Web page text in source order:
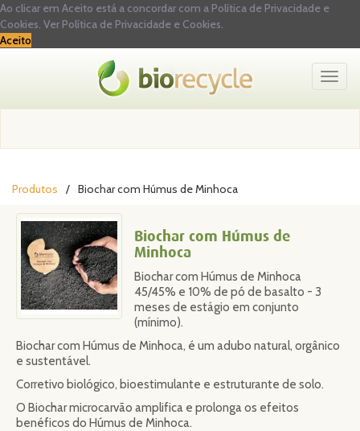
Ao clicar em Aceito está a concordar com a Política de Privacidade e
Cookies. Ver Política de Privacidade e Cookies.
Aceito
Produtos Biochar com Húmus de Minhoca
Biochar com Húmus de
Minhoca
Biochar com Húmus de Minhoca
45/45% e 10% de pó de basalto - 3
meses de estágio em conjunto
(mínimo).
Biochar com Húmus de Minhoca, é um adubo natural, orgânico
e sustentável.
Corretivo biológico, bioestimulante e estruturante de solo.
O Biochar microcarvão amplifica e prolonga os efeitos
benéficos do Húmus de Minhoca.